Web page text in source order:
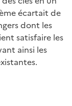
écartait de
dont les
satisfaire les
ainsi les